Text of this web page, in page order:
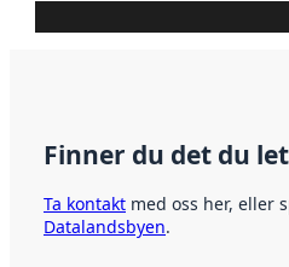
Finner du det du
Ta kontakt med oss her, eller
Datalandsbyen.